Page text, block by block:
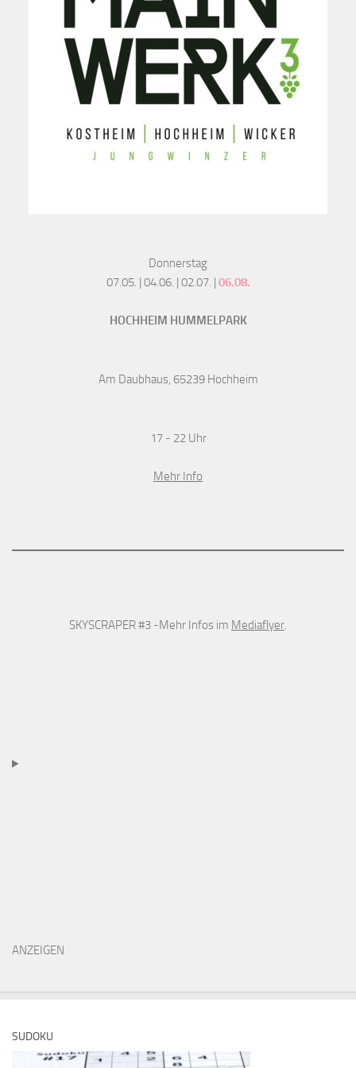
Donnerstag
07.05. | 04.06. | 02.07. | 06.08.
HOCHHEIM HUMMELPARK
Am Daubhaus, 65239 Hochheim
17 - 22 Uhr
Mehr Info
SKYSCRAPER #3 -Mehr Infos im Mediaflyer.
ANZEIGEN
SUDOKU